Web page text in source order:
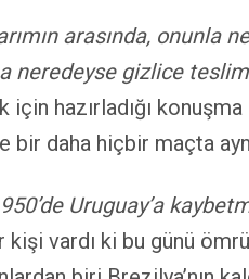
arasında, onunla
neredeyse gizlice
hazırladığı
daha hiçbir maçta
Uruguay’a
kişi vardı ki bu günü